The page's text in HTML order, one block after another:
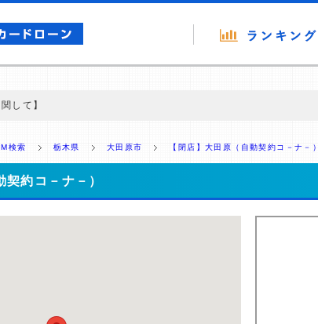
して】
担保した情報提供を行っています。
検索 栃木県 大田原市 【閉店】大田原（自動契約コ－ナ－）
契約コ－ナ－）